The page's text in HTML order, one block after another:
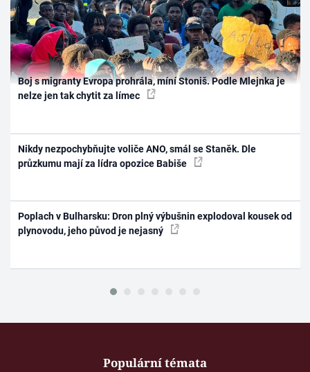
Boj s migranty Evropa prohrála, míní Stoniš. Podle Mlejnka je
nelze jen tak chytit za límec
Nikdy nezpochybňujte voliče ANO, smál se Staněk. Dle
průzkumu mají za lídra opozice Babiše
Poplach v Bulharsku: Dron plný výbušnin explodoval kousek od
plynovodu, jeho původ je nejasný
Populární témata